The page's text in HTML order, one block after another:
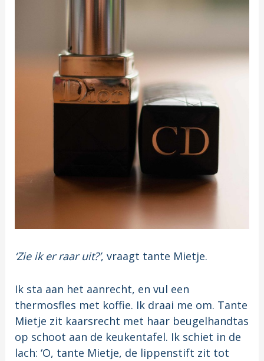
‘Zie ik er raar uit?’, vraagt tante Mietje.
Ik sta aan het aanrecht, en vul een
thermosfles met koffie. Ik draai me om. Tante
Mietje zit kaarsrecht met haar beugelhandtas
op schoot aan de keukentafel. Ik schiet in de
lach: ‘O, tante Mietje, de lippenstift zit tot